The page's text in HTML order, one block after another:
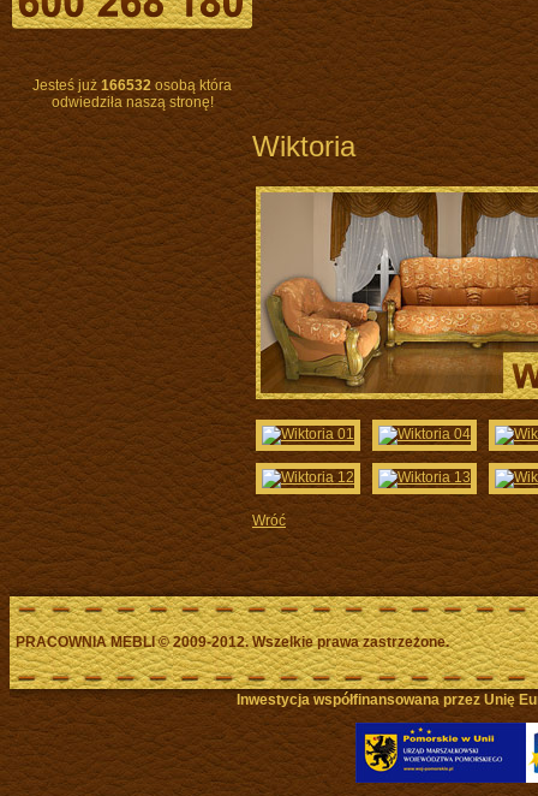
Jesteś już 166532osobą która
odwiedziła naszą stronę!
Wiktoria
Wróć
PRACOWNIA MEBLI©2009-2012. Wszelkie prawa zastrzeżone.
Inwestycja współfinansowana przez Unię